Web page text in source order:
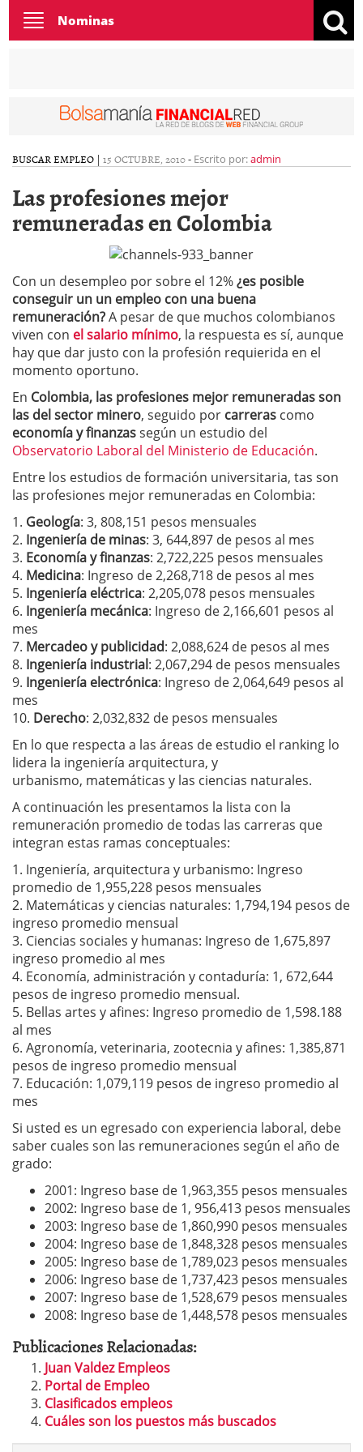
Toggle
navigation
Nominas
BUSCAR EMPLEO | 15 OCTUBRE, 2010- Escrito por:admin
Las profesiones mejor
remuneradas en Colombia
Con un desempleo por sobre el 12%¿es posible
conseguir un un empleo con una buena
remuneración?A pesar de que muchos colombianos
viven con el salario mínimo, la respuesta es sí, aunque
hay que dar justo con la profesión requierida en el
momento oportuno.
En Colombia, las profesiones mejor remuneradas son
las del sector minero, seguido por carreras como
economía y finanzassegún un estudio del
Observatorio Laboral del Ministerio de Educación.
Entre los estudios de formación universitaria, tas son
las profesiones mejor remuneradas en Colombia:
1. Geología: 3, 808,151 pesos mensuales
2. Ingeniería de minas: 3, 644,897 de pesos al mes
3. Economía y finanzas: 2,722,225 pesos mensuales
4. Medicina: Ingreso de 2,268,718 de pesos al mes
5. Ingeniería eléctrica: 2,205,078 pesos mensuales
6. Ingeniería mecánica: Ingreso de 2,166,601 pesos al
mes
7. Mercadeo y publicidad: 2,088,624 de pesos al mes
8. Ingeniería industrial: 2,067,294 de pesos mensuales
9. Ingeniería electrónica: Ingreso de 2,064,649 pesos al
mes
10. Derecho: 2,032,832 de pesos mensuales
En lo que respecta a las áreas de estudio el ranking lo
lidera la ingeniería arquitectura, y
urbanismo, matemáticas y las ciencias naturales.
A continuación les presentamos la lista con la
remuneración promedio de todas las carreras que
integran estas ramas conceptuales:
1. Ingeniería, arquitectura y urbanismo: Ingreso
promedio de 1,955,228 pesos mensuales
2. Matemáticas y ciencias naturales: 1,794,194 pesos de
ingreso promedio mensual
3. Ciencias sociales y humanas: Ingreso de 1,675,897
ingreso promedio al mes
4. Economía, administración y contaduría: 1, 672,644
pesos de ingreso promedio mensual.
5. Bellas artes y afines: Ingreso promedio de 1,598.188
al mes
6. Agronomía, veterinaria, zootecnia y afines: 1,385,871
pesos de ingreso promedio mensual
7. Educación: 1,079,119 pesos de ingreso promedio al
mes
Si usted es un egresado con experiencia laboral, debe
saber cuales son las remuneraciones según el año de
grado:
2001: Ingreso base de 1,963,355 pesos mensuales
2002: Ingreso base de 1, 956,413 pesos mensuales
2003: Ingreso base de 1,860,990 pesos mensuales
2004: Ingreso base de 1,848,328 pesos mensuales
2005: Ingreso base de 1,789,023 pesos mensuales
2006: Ingreso base de 1,737,423 pesos mensuales
2007: Ingreso base de 1,528,679 pesos mensuales
2008: Ingreso base de 1,448,578 pesos mensuales
Publicaciones Relacionadas:
Juan Valdez Empleos
Portal de Empleo
Clasificados empleos
Cuáles son los puestos más buscados